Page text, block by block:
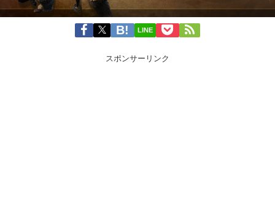
LINE
スポンサーリンク